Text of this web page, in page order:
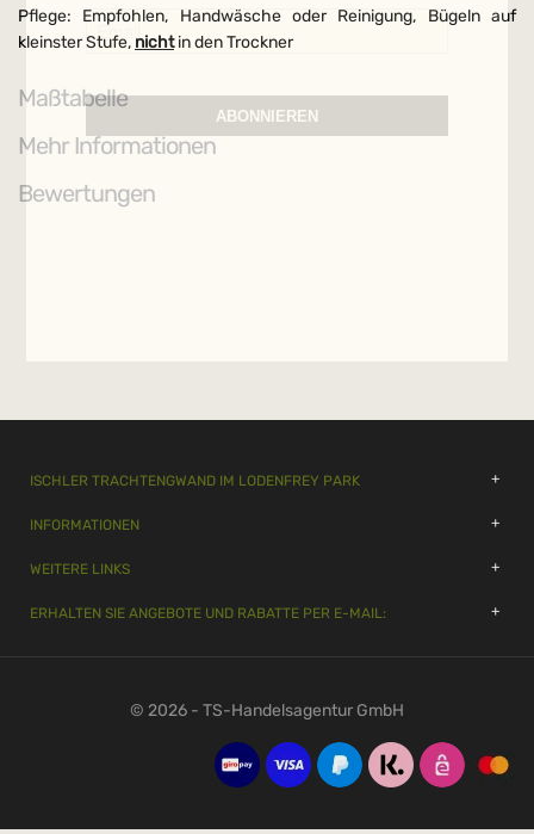
Pflege: Empfohlen, Handwäsche oder Reinigung, Bügeln auf
kleinster Stufe, nichtin den Trockner
Maßtabelle
Mehr Informationen
Bewertungen
ISCHLER TRACHTENGWAND IM LODENFREY PARK
INFORMATIONEN
WEITERE LINKS
ERHALTEN SIE ANGEBOTE UND RABATTE PER E-MAIL:
© 2026 - TS-Handelsagentur GmbH
ABONNIEREN